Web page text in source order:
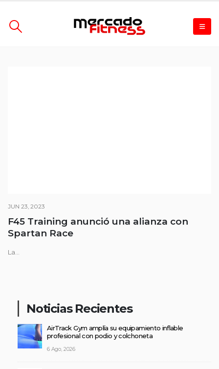
JUN 23, 2023
F45 Training anunció una alianza con
Spartan Race
La...
Noticias Recientes
AirTrack Gym amplía su equipamiento inflable
profesional con podio y colchoneta
6 Ago, 2026